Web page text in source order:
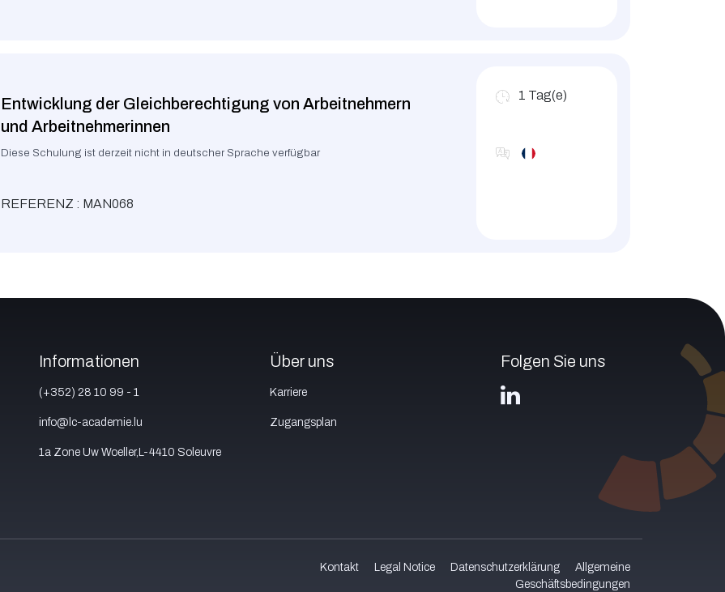
Entwicklung der Gleichberechtigung von Arbeitnehmern
und Arbeitnehmerinnen
Diese Schulung ist derzeit nicht in deutscher Sprache verfügbar
REFERENZ : MAN068
1 Tag(e)
Informationen
(+352) 28 10 99 - 1
info@lc-academie.lu
1a Zone Uw Woeller,L-4410 Soleuvre
Über uns
Karriere
Zugangsplan
Folgen Sie uns
Kontakt Legal Notice Datenschutzerklärung
Allgemeine
Geschäftsbedingungen